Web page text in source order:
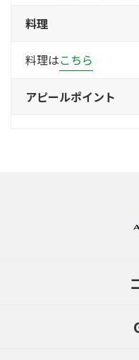
料理
料理はこちら
アピールポイント